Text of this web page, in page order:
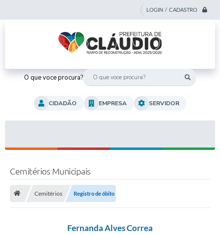
LOGIN / CADASTRO
O que voce procura?
CIDADÃO EMPRESA SERVIDOR
Cemitérios Municipais
Cemitérios Registro de óbito
Fernanda Alves Correa